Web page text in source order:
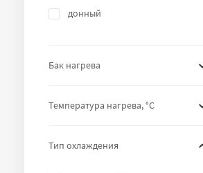
донный
Бак нагрева
Температура нагрева, °С
Тип охлаждения